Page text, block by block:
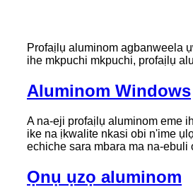
Profaịlụ aluminom agbanweela
ihe mkpuchi mkpuchi, profaịlụ
Aluminom Windows
A na-eji profaịlụ aluminom eme
ike na ịkwalite nkasi obi n'ime
echiche sara mbara ma na-ebuli
Ọnụ ụzọ aluminom